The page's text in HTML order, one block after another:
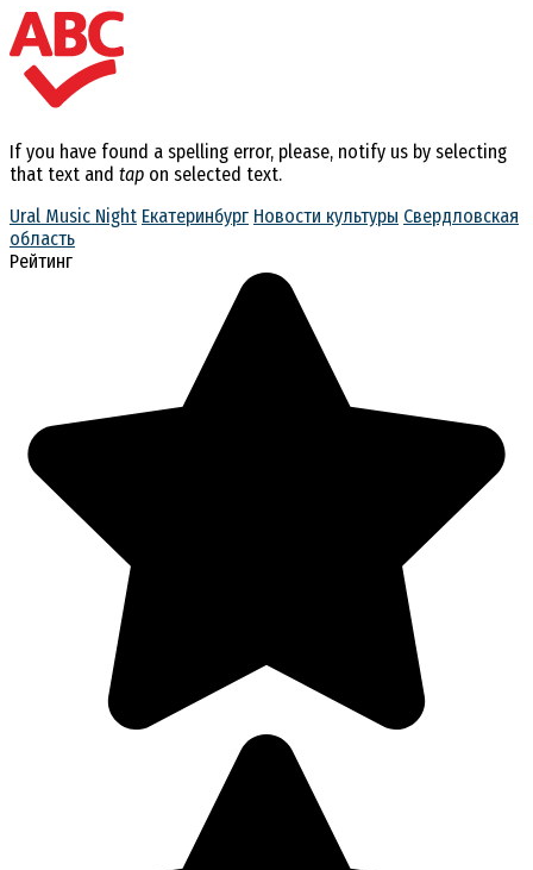
If you have found a spelling error, please, notify us by selecting
that text and tap on selected text.
Ural Music Night Екатеринбург Новости культуры Свердловская
область
Рейтинг